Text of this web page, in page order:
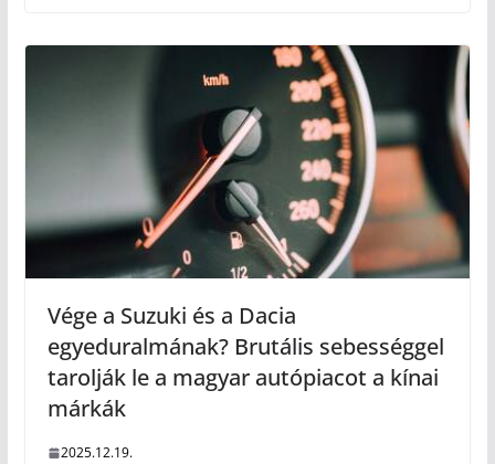
Vége a Suzuki és a Dacia
egyeduralmának? Brutális sebességgel
tarolják le a magyar autópiacot a kínai
márkák
2025.12.19.